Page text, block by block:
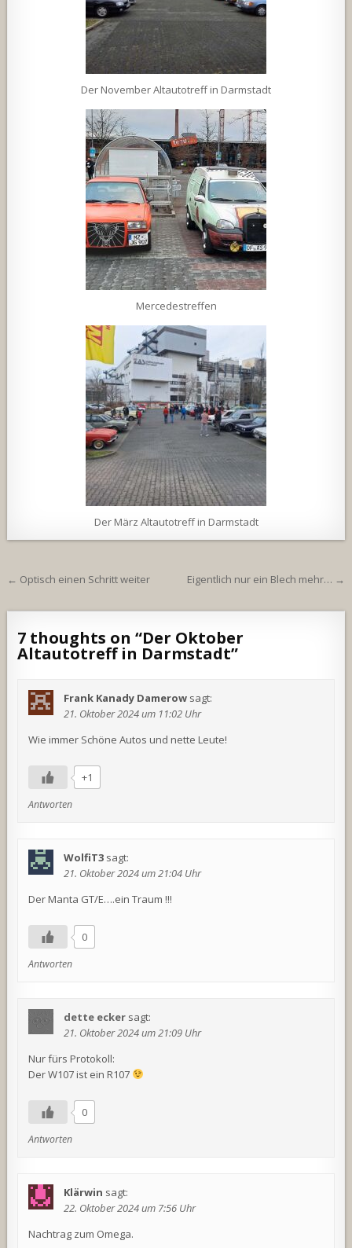
Der November Altautotreff in Darmstadt
Mercedestreffen
Der März Altautotreff in Darmstadt
Beitragsnavigation
← Optisch einen Schritt weiter Eigentlich nur ein Blech mehr… →
7 thoughts on “Der Oktober
Altautotreff in Darmstadt”
Frank Kanady Damerow sagt:
21. Oktober 2024 um 11:02 Uhr
Wie immer Schöne Autos und nette Leute!
+1
Antworten
WolfiT3 sagt:
21. Oktober 2024 um 21:04 Uhr
Der Manta GT/E….ein Traum !!!
0
Antworten
dette ecker sagt:
21. Oktober 2024 um 21:09 Uhr
Nur fürs Protokoll:
Der W107 ist ein R107
0
Antworten
Klärwin sagt:
22. Oktober 2024 um 7:56 Uhr
Nachtrag zum Omega.